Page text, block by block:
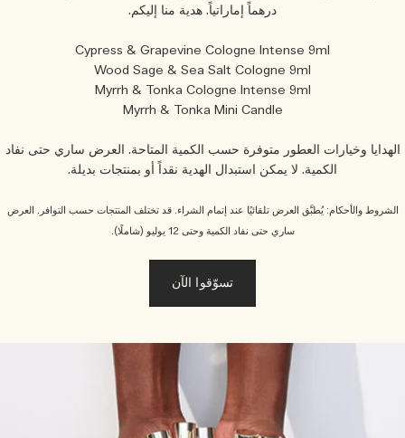
درهماً إماراتياً. هدية منا إليكم.
Cypress & Grapevine Cologne Intense 9ml
Wood Sage & Sea Salt Cologne 9ml
Myrrh & Tonka Cologne Intense 9ml
Myrrh & Tonka Mini Candle
وخيارات العطور متوفرة حسب الكمية المتاحة. العرض ساري حتى نفاد
الكمية. لا يمكن استبدال الهدية نقداً أو بمنتجات بديلة.
والأحكام: يُطبَّق العرض تلقائيًا عند إتمام الشراء. قد تختلف المنتجات حسب التوافر. العرض
ساري حتى نفاد الكمية وحتى 12 يوليو (شاملًا).
تسوّقوا الآن